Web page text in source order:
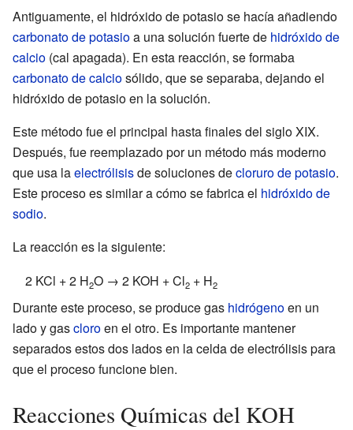
Antiguamente, el hidróxido de potasio se hacía añadiendo
carbonato de potasioa una solución fuerte de hidróxido de
calcio (cal apagada). En esta reacción, se formaba
carbonato de calciosólido, que se separaba, dejando el
hidróxido de potasio en la solución.
Este método fue el principal hasta finales del siglo XIX.
Después, fue reemplazado por un método más moderno
que usa laelectrólisisde soluciones decloruro de potasio.
Este proceso es similar a cómo se fabrica el hidróxido de
sodio.
La reacción es la siguiente:
2 KCl + 2 H2O → 2 KOH + Cl2 + H2
Durante este proceso, se produce gas hidrógenoen un
lado y gascloroen el otro. Es importante mantener
separados estos dos lados en la celda de electrólisis para
que el proceso funcione bien.
Reacciones Químicas del KOH